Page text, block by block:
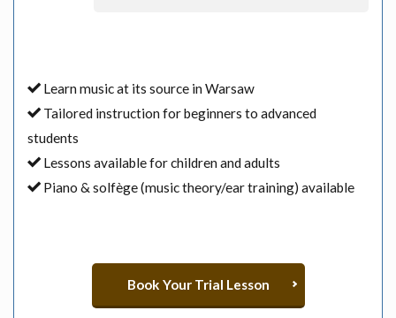
Learn music at its source in Warsaw
Tailored instruction for beginners to advanced
students
Lessons available for children and adults
Piano & solfège (music theory/ear training) available
Book Your Trial Lesson